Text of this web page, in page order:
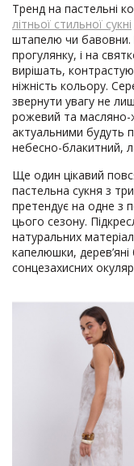
Тренд на пастельні
літньої стильної сукні
штапелю чи бавовни.
прогулянку, і на
вирішать,
ніжність кольору.
звернути увагу не
рожевий та
актуальними будуть
небесно-блакитний,
Ще один цікавий
пастельна сукня з
претендує на одне з
цього сезону.
натуральних
капелюшки,
сонцезахисних